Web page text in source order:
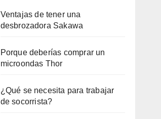
Ventajas de tener una
desbrozadora Sakawa
Porque deberías comprar un
microondas Thor
¿Qué se necesita para trabajar
de socorrista?